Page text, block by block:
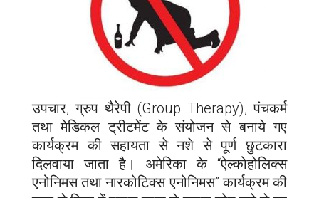
उपचार, ग्रुप थैरेपी (Group Therapy), पंचकर्म
तथा मेडिकल ट्रीटमेंट के संयोजन से बनाये गए
कार्यक्रम की सहायता से नशे से पूर्ण छुटकारा
दिलवाया जाता है। अमेरिका के “ऐल्कोहोलिक्स
एनोनिमस तथा नारकोटिक्स एनोनिमस” कार्यक्रम की